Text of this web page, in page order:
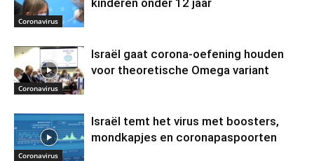
Coronavirus
Coronavirus
Israël gaat corona-oefening houden
voor theoretische Omega variant
Coronavirus
Israël temt het virus met boosters,
mondkapjes en coronapaspoorten